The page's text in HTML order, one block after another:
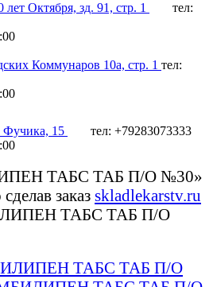
Октября, зд. 91, стр. 1
тел:
Коммунаров 10а, стр. 1 тел:
Фучика, 15
тел: +79283073333
ТАБС ТАБ П/О №30»
заказ skladlekarstv.ru
ТАБС ТАБ П/О
ТАБС ТАБ П/О